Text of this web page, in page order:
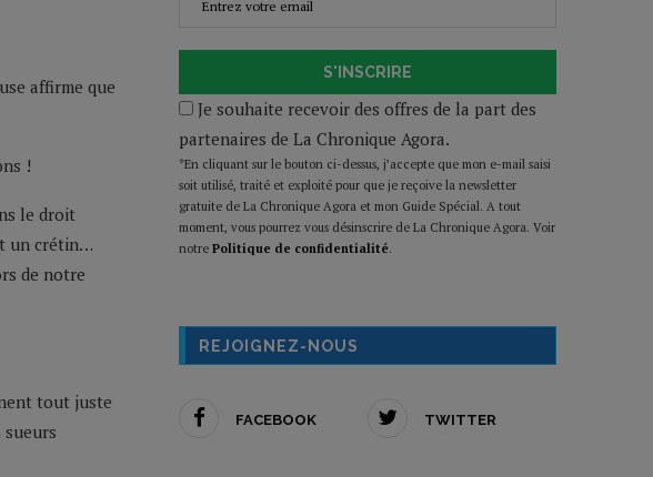
affirme que
!
le droit
un crétin…
de notre
tout juste
sueurs
S'INSCRIRE
Je souhaite recevoir des offres de la part des
partenaires de La Chronique Agora.
*En cliquant sur le bouton ci-dessus, j’accepte que mon e-mail saisi
soit utilisé, traité et exploité pour que je reçoive la newsletter
gratuite de La Chronique Agora et mon Guide Spécial. A tout
moment, vous pourrez vous désinscrire de La Chronique Agora. Voir
notre Politique de confidentialité.
REJOIGNEZ-NOUS
FACEBOOK TWITTER